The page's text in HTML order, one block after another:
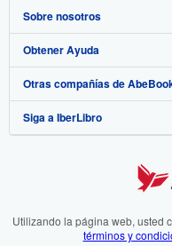
Colecciones
Mi cuenta
Mis pedidos
Ver carrito
Comenzar a vender
Únase a nuestro programa de
Recomiende un vendedor
Sobre nosotros
Sobre IberLibro
Medios
Empleo
Preferencias de cookies
Aviso de cookies
Obtener Ayuda
Preguntas frecuentes y guías
Atención al Cliente
Otras compañías de
AbeBooks.com
AbeBooks.fr
Siga a IberLibro
Utilizando la página web, usted
términos y